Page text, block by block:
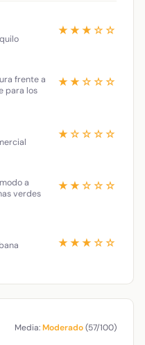
★★★☆☆
frente a
para los
★★☆☆☆
★☆☆☆☆
a
verdes
★★☆☆☆
★★★☆☆
Media:Moderado(57/100)